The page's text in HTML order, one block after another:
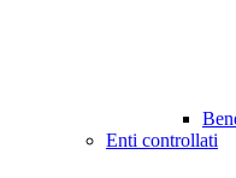
Enti controllati